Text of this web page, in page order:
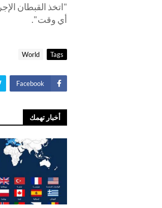
"اتخذ القبطان
أي وقت ".
Tags
World
Facebook
أخبار تهمك